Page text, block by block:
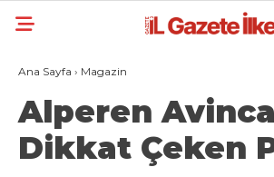
Ana Sayfa › Magazin
Alperen
Dikkat Çeken